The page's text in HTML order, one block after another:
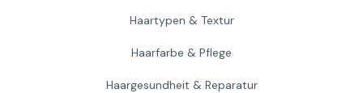
Haartypen & Textur
Haarfarbe & Pflege
Haargesundheit & Reparatur